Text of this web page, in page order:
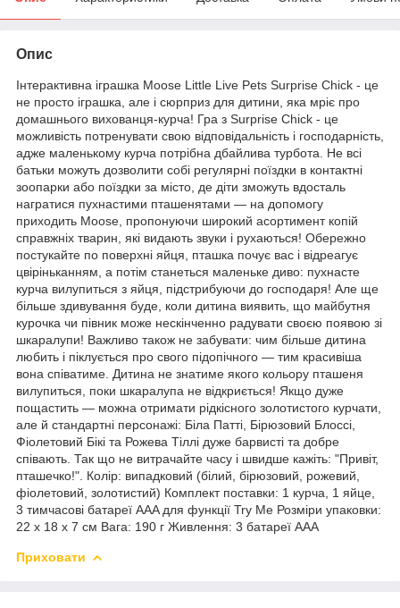
Опис
Інтерактивна іграшка Moose Little Live Pets Surprise Chick - це
не просто іграшка, але і сюрприз для дитини, яка мріє про
домашнього вихованця-курча! Гра з Surprise Chick - це
можливість потренувати свою відповідальність і господарність,
адже маленькому курча потрібна дбайлива турбота.
Не всі
батьки можуть дозволити собі регулярні поїздки в контактні
зоопарки або поїздки за місто, де діти зможуть вдосталь
награтися пухнастими пташенятами — на допомогу
приходить Moose, пропонуючи широкий асортимент копій
справжніх тварин, які видають звуки і рухаються! Обережно
постукайте по поверхні яйця, пташка почує вас і відреагує
цвіріньканням, а потім станеться маленьке диво: пухнасте
курча вилупиться з яйця, підстрибуючи до господаря! Але ще
більше здивування буде, коли дитина виявить, що майбутня
курочка чи півник може нескінченно радувати своєю появою зі
шкаралупи! Важливо також не забувати: чим більше дитина
любить і піклується про свого підопічного — тим красивіша
вона співатиме. Дитина не знатиме якого кольору пташеня
вилупиться, поки шкаралупа не відкриється! Якщо дуже
пощастить — можна отримати рідкісного золотистого курчати,
але й стандартні персонажі: Біла Патті, Бірюзовий Блоссі,
Фіолетовий Бікі та Рожева Тіллі дуже барвисті та добре
співають. Так що не витрачайте часу і швидше кажіть: "Привіт,
пташечко!". Колір: випадковий (білий, бірюзовий, рожевий,
фіолетовий, золотистий) Комплект поставки: 1 курча, 1 яйце,
3 тимчасові батареї AAA для функції Try Me Розміри упаковки:
22 x 18 x 7 см Вага: 190 г Живлення: 3 батареї AAA
Приховати